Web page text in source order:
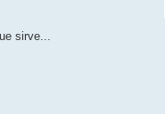
sirve...